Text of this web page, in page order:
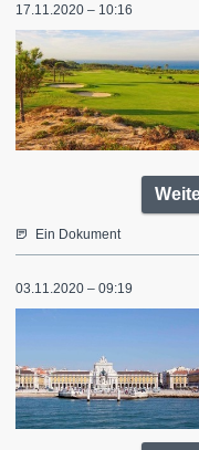
17.11.2020 – 10:16
Ein Dokument
03.11.2020 – 09:19